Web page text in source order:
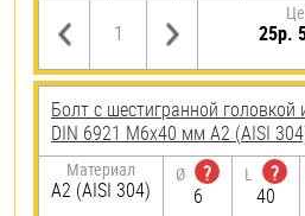
25р.
Болт с шестигранной
DIN 6921 М6х40 мм А2 (AISI
Материал
А2 (AISI 304)
Ø
?
6
L
?
40